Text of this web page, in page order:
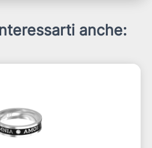
anche: